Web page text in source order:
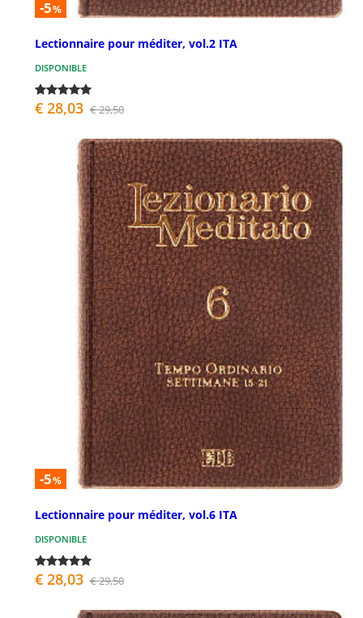
-5%
Lectionnaire pour méditer, vol.2 ITA
DISPONIBLE
€ 28,03 € 29,50
-5%
Lectionnaire pour méditer, vol.6 ITA
DISPONIBLE
€ 28,03 € 29,50